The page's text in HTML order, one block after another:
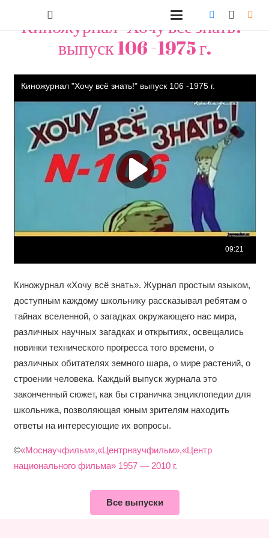
Киножурнал "Хочу всё знать!"
выпуск 106 -1975 г.
Киножурнал «Хочу всё знать». Журнал простым языком,
доступным каждому школьнику рассказывал ребятам о
тайнах вселенной, о загадках окружающего нас мира,
различных научных загадках и открытиях, освещались
новинки технического прогресса того времени, о
различных обитателях земного шара, о мире растений, о
строении человека. Каждый выпуск журнала это
законченный сюжет, как бы страничка энциклопедии для
школьника, позволяющая юным зрителям находить
ответы на интересующие их вопросы.
©«Моснаучфильм»,«Центрнаучфильм»,«Центр
национального фильма» 1957 — 2010 г.
Все выпуски